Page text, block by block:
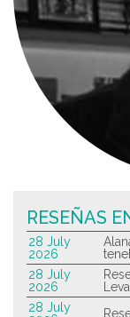
RESEÑAS
28 July
2026
28 July
2026
28 July